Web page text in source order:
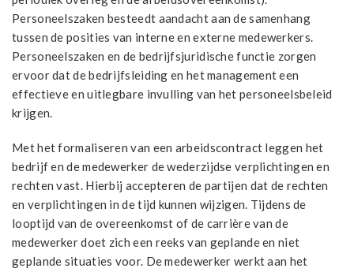
Personeelszaken besteedt aandacht aan de samenhang
tussen de posities van interne en externe medewerkers.
Personeelszaken en de bedrijfsjuridische functie zorgen
ervoor dat de bedrijfsleiding en het management een
effectieve en uitlegbare invulling van het personeelsbeleid
krijgen.
Met het formaliseren van een arbeidscontract leggen het
bedrijf en de medewerker de wederzijdse verplichtingen en
rechten vast. Hierbij accepteren de partijen dat de rechten
en verplichtingen in de tijd kunnen wijzigen. Tijdens de
looptijd van de overeenkomst of de carrière van de
medewerker doet zich een reeks van geplande en niet
geplande situaties voor. De medewerker werkt aan het